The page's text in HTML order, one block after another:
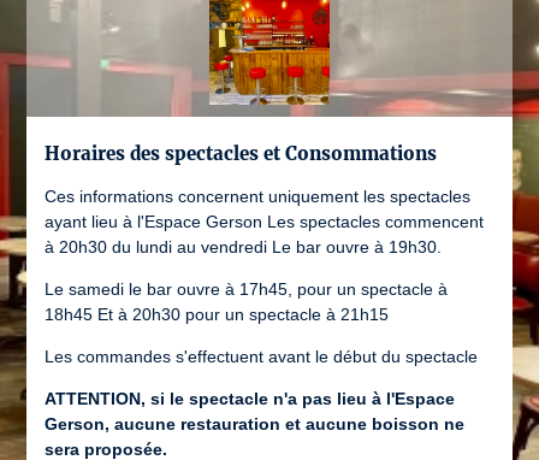
Horaires des spectacles et Consommations
Ces informations concernent uniquement les spectacles
ayant lieu à l'Espace Gerson Les spectacles commencent
à 20h30 du lundi au vendredi Le bar ouvre à 19h30.
Le samedi le bar ouvre à 17h45, pour un spectacle à
18h45 Et à 20h30 pour un spectacle à 21h15
Les commandes s'effectuent avant le début du spectacle
ATTENTION, si le spectacle n'a pas lieu à l'Espace
Gerson, aucune restauration et aucune boisson ne
sera proposée.